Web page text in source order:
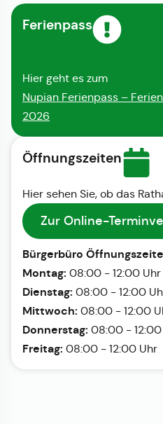
Ferienpass
Hier geht es zum
Nupian Ferienpass –
2026
Öffnungszeiten
Hier sehen Sie, ob das
Zur Online-
Bürgerbüro
Montag: 08:00 - 12:00 Uhr
Dienstag: 08:00 - 12:00
Mittwoch: 08:00 - 12:00
Donnerstag: 08:00 - 12:00
Freitag: 08:00 - 12:00 Uhr